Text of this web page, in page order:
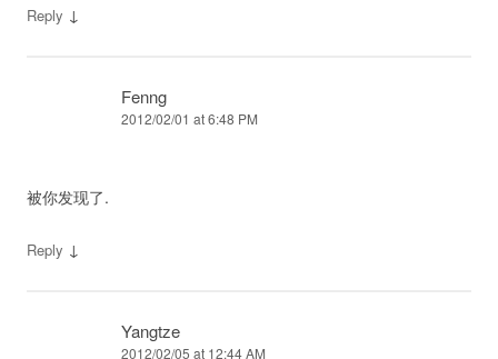
Reply ↓
Fenng
2012/02/01 at 6:48 PM
被你发现了.
Reply ↓
Yangtze
2012/02/05 at 12:44 AM